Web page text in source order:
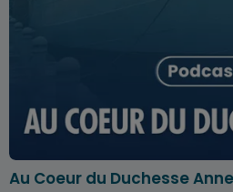
Au Coeur du Duchesse Anne